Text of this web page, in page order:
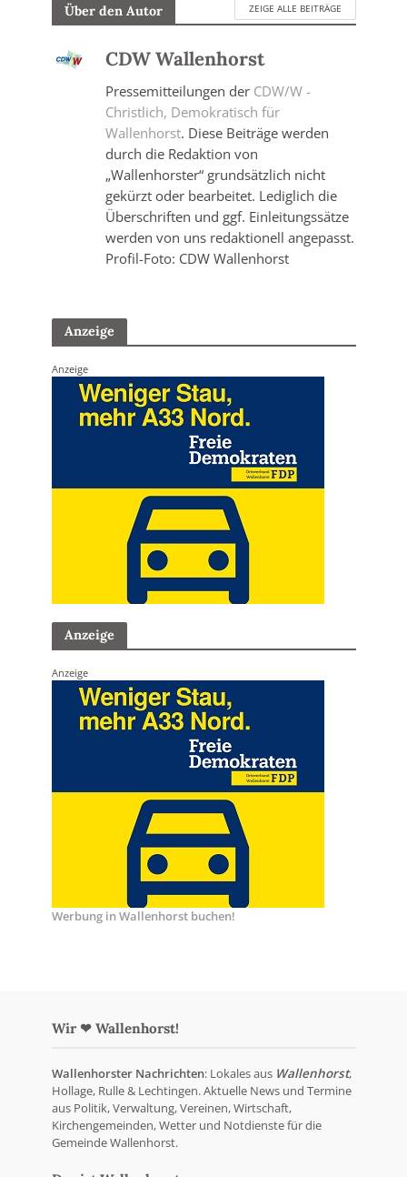
Über den Autor ZEIGE ALLE BEITRÄGE
CDW Wallenhorst
Pressemitteilungen der CDW/W -
Christlich, Demokratisch für
Wallenhorst. Diese Beiträge werden
durch die Redaktion von
„Wallenhorster“ grundsätzlich nicht
gekürzt oder bearbeitet. Lediglich die
Überschriften und ggf. Einleitungssätze
werden von uns redaktionell angepasst.
Profil-Foto: CDW Wallenhorst
Anzeige
Anzeige
Anzeige
Anzeige
Werbung in Wallenhorst buchen!
Wir ❤ Wallenhorst!
Wallenhorster Nachrichten: Lokales aus Wallenhorst,
Hollage, Rulle & Lechtingen. Aktuelle News und Termine
aus Politik, Verwaltung, Vereinen, Wirtschaft,
Kirchengemeinden, Wetter und Notdienste für die
Gemeinde Wallenhorst.